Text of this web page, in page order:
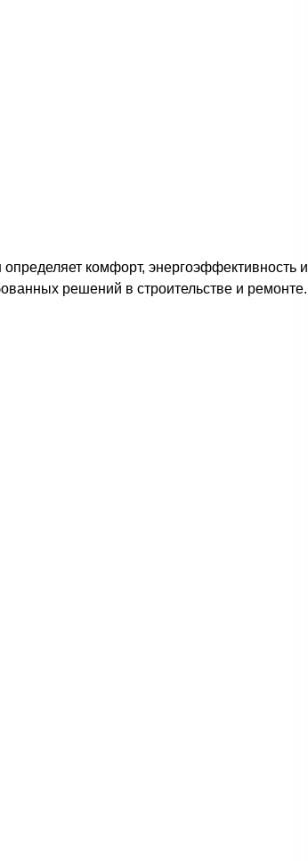
комфорт, энергоэффективность и
решений в строительстве и ремонте.